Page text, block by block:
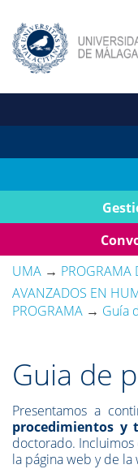
UMA → PROGRAMA
AVANZADOS EN
PROGRAMA → Guía
Guia de
Presentamos a
procedimientos y
doctorado. Incluimos
la página web y de